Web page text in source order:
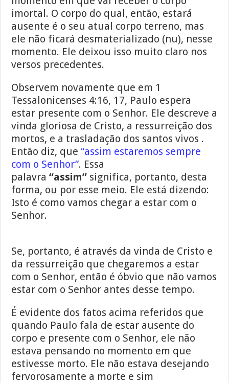
imortal. O corpo do qual, então, estará
ausente é o seu atual corpo terreno, mas
ele não ficará desmaterializado (nu), nesse
momento. Ele deixou isso muito claro nos
versos precedentes.
Observem novamente que em 1
Tessalonicenses 4:16, 17, Paulo espera
estar presente com o Senhor. Ele descreve a
vinda gloriosa de Cristo, a ressurreição dos
mortos, e a trasladação dos santos vivos .
Então diz, que“assim estaremos sempre
com o Senhor”. Essa
palavra “assim” significa, portanto, desta
forma, ou por esse meio. Ele está dizendo:
Isto é como vamos chegar a estar com o
Senhor.
Se, portanto, é através da vinda de Cristo e
da ressurreição que chegaremos a estar
com o Senhor, então é óbvio que não vamos
estar com o Senhor antes desse tempo.
É evidente dos fatos acima referidos que
quando Paulo fala de estar ausente do
corpo e presente com o Senhor, ele não
estava pensando no momento em que
estivesse morto. Ele não estava desejando
fervorosamente a morte e sim